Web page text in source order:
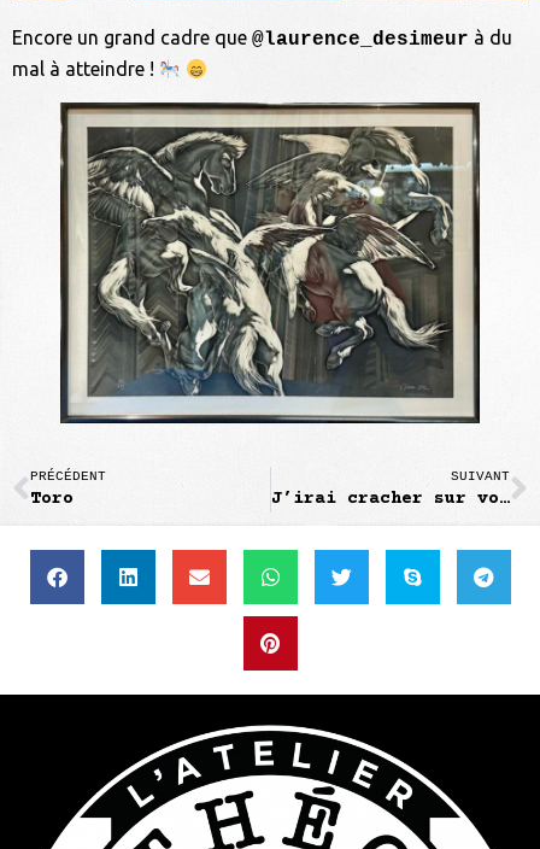
Encore un grand cadre que @laurence_desimeur à du
mal à atteindre !
PRÉCÉDENT
Toro
SUIVANT
J’irai cracher sur vos tombes !